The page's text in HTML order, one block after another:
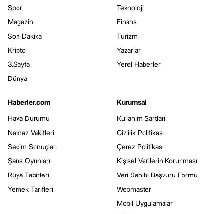
Spor
Magazin
Son Dakika
Kripto
3.Sayfa
Dünya
Teknoloji
Finans
Turizm
Yazarlar
Yerel Haberler
Haberler.com
Hava Durumu
Namaz Vakitleri
Seçim Sonuçları
Şans Oyunları
Rüya Tabirleri
Yemek Tarifleri
Kurumsal
Kullanım Şartları
Gizlilik Politikası
Çerez Politikası
Kişisel Verilerin Korunması
Veri Sahibi Başvuru Formu
Webmaster
Mobil Uygulamalar